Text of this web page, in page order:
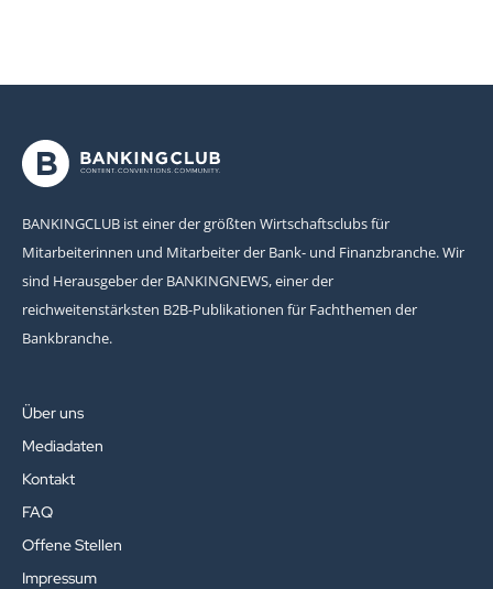
BANKINGCLUB ist einer der größten Wirtschaftsclubs für
Mitarbeiterinnen und Mitarbeiter der Bank- und Finanzbranche. Wir
sind Herausgeber der BANKINGNEWS, einer der
reichweitenstärksten B2B-Publikationen für Fachthemen der
Bankbranche.
Über uns
Mediadaten
Kontakt
FAQ
Offene Stellen
Impressum